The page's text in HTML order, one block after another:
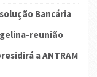
Bancária
reunião
a ANTRAM